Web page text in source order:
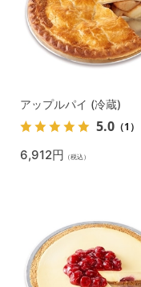
アップルパイ (冷蔵)
5.0 （1）
6,912円 （税込）